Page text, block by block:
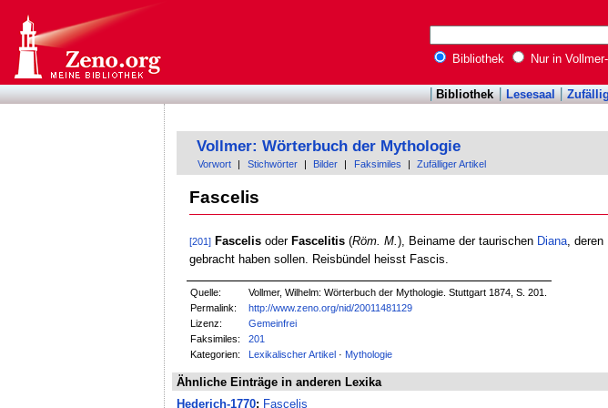
Bibliothek Nur in
Bibliothek Lesesaal
Vollmer: Wörterbuch der Mythologie
Vorwort Stichwörter Bilder Faksimiles Zufälliger Artikel
Fascelis
[201] Fascelisoder Fascelitis(Röm. M. ), Beiname der taurischen Diana, deren
gebracht haben sollen. Reisbündel heisst Fascis.
Quelle:
Vollmer, Wilhelm: Wörterbuch der Mythologie. Stuttgart 1874, S. 201.
Permalink:
http://www.zeno.org/nid/20011481129
Lizenz:
Gemeinfrei
Faksimiles:
201
Kategorien:
Lexikalischer Artikel · Mythologie
Ähnliche Einträge in anderen Lexika
Hederich-1770: Fascelis